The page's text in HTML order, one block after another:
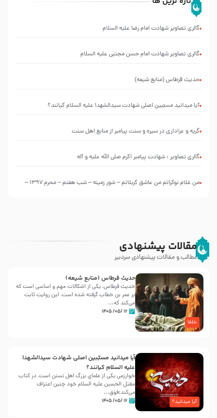
گالری تصاویر شهادت امام رضا علیه السلام
گالری تصاویر شهادت امام حسن مجتبی علیه السلام
حدیث قرطاس (منابع شیعه)
آیا میدانید مسبّبین اصلی شهادت سیدالشهدا علیه ‌السلام کیانند؟
گریه و عزاداری در سیره و سنت پیامبر از منابع اهل سنت
گالری تصاویر : شهادت پیامبر اکرم صلی الله علیه و آله
من غلام نوکراتم من عاشق کربلاتم – شور زمینه – شب هفتم – محرم 1397 –
مقالات پیشنهادی
مطالب و مقالات پیشنهادی سردبیر
خلفا
حدیث قرطاس (منابع شیعه)
حدیث قرطاس، یکی از اشکالات مهم و اساسی است که
بر عمر بن خطاب گرفته شده است، این روایت ثابت
می‌کند که...
۱۶ /۰۵/ ۱۴۰۵
آیا میدانید؟
آیا میدانید مسبّبین اصلی شهادت سیدالشهدا
علیه ‌السلام کیانند؟
خوارزمی یکی از علمای بزرگ اهل تسنن است، در کتاب
مقتل الحسین علیه ‌السلام خود چنین اعتراف
می‌کند:فوَق...
۱۶ /۰۵/ ۱۴۰۵